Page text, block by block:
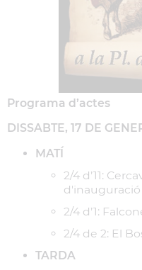
Programa d’actes
DISSABTE, 17 DE
MATÍ
2/4 d’11:
d'inauguració
2/4 d’1:
2/4 de 2: El
TARDA